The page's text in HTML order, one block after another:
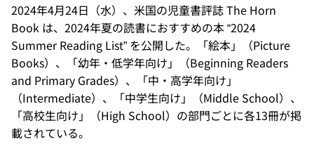
2024年4月24日（水）、米国の児童書評誌 The Horn
Book は、2024年夏の読書におすすめの本 “2024
Summer Reading List” を公開した。「絵本」（Picture
Books）、「幼年・低学年向け」（Beginning Readers
and Primary Grades）、「中・高学年向け」
（Intermediate）、「中学生向け」（Middle School）、
「高校生向け」（High School）の部門ごとに各13冊が掲
載されている。